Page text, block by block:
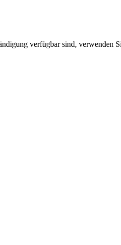
verfügbar sind,